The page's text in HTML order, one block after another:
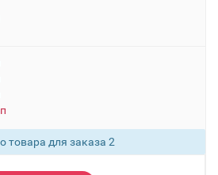
товара для заказа 2